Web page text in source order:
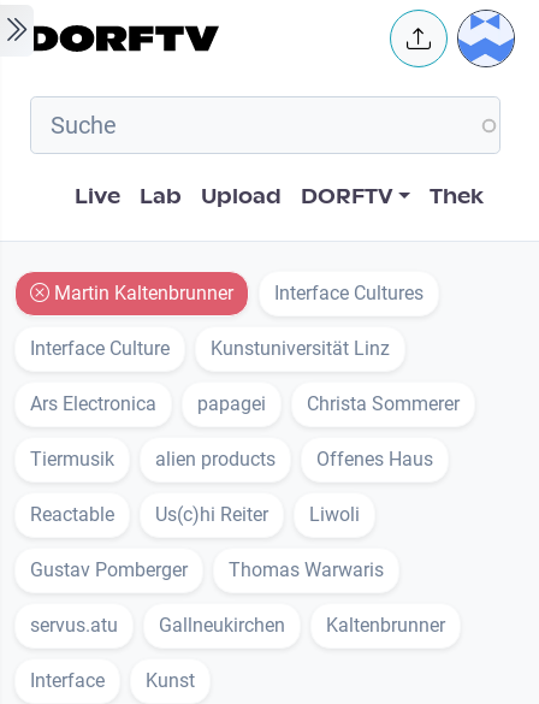
Skip to main content User
Hauptnavigation
Live Lab Upload DORFTV Thek
Martin Kaltenbrunner Interface Cultures
Interface Culture Kunstuniversität Linz
Ars Electronica papagei Christa Sommerer
Tiermusik alien products Offenes Haus
Reactable Us(c)hi Reiter Liwoli
Gustav Pomberger Thomas Warwaris
servus.atu Gallneukirchen Kaltenbrunner
Interface Kunst